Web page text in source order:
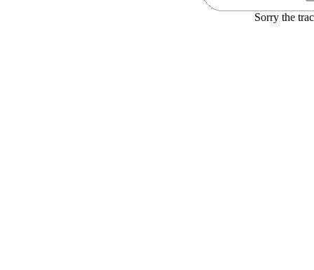
Sorry the